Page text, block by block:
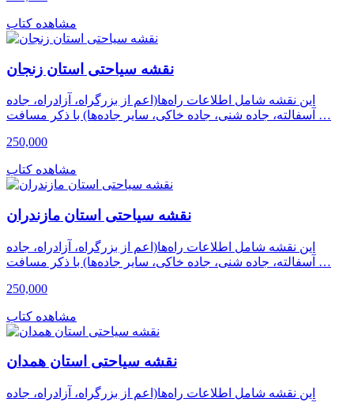
مشاهده کتاب
نقشه سیاحتی استان زنجان
این نقشه شامل اطلاعات راه‌ها(اعم از بزرگراه، آزادراه، جاده
آسفالته، جاده شنی، جاده خاکی، سایر جاده‌ها) با ذکر مسافت …
250,000
مشاهده کتاب
نقشه سیاحتی استان مازندران
این نقشه شامل اطلاعات راه‌ها(اعم از بزرگراه، آزادراه، جاده
آسفالته، جاده شنی، جاده خاکی، سایر جاده‌ها) با ذکر مسافت …
250,000
مشاهده کتاب
نقشه سیاحتی استان همدان
این نقشه شامل اطلاعات راه‌ها(اعم از بزرگراه، آزادراه، جاده